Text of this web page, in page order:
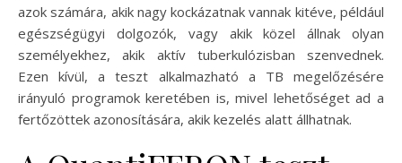
azok számára, akik nagy kockázatnak vannak kitéve, például
egészségügyi dolgozók, vagy akik közel állnak olyan
személyekhez, akik aktív tuberkulózisban szenvednek.
Ezen kívül, a teszt alkalmazható a TB megelőzésére
irányuló programok keretében is, mivel lehetőséget ad a
fertőzöttek azonosítására, akik kezelés alatt állhatnak.